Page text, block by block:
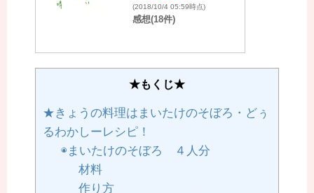
(2018/10/4 05:59時点)
感想(18件)
★もくじ★
★きょうの料理はまいたけのそぼろ・どぅ
るわかしーレシピ！
◉まいたけのそぼろ ４人分
材料
作り方